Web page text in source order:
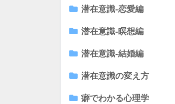
潜在意識-恋愛編
潜在意識-瞑想編
潜在意識-結婚編
潜在意識の変え方
癖でわかる心理学